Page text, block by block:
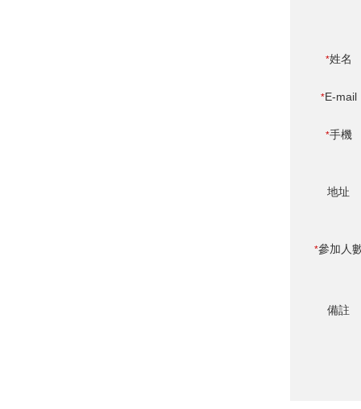
*姓名
*E-mail
*手機
地址
*參加人
備註